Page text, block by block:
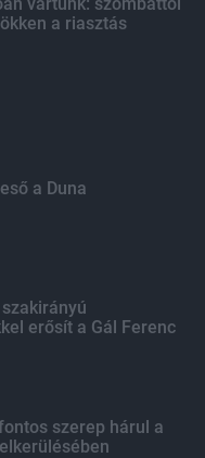
a riasztás
a Duna
erősít a Gál Ferenc
szerep hárul a